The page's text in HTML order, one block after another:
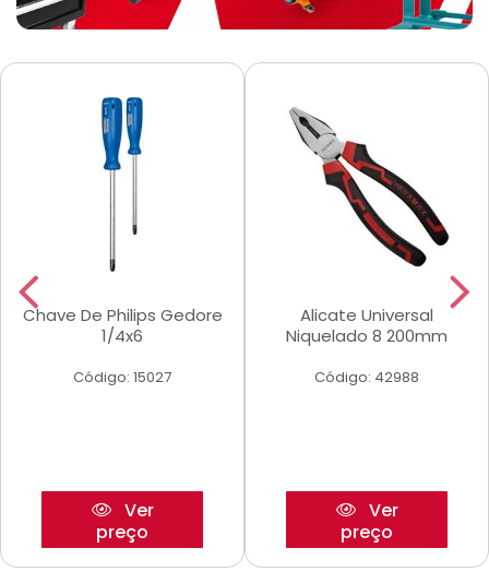
Chave De Philips Gedore
1/4x6
Código: 15027
Ver
preço
Alicate Universal
Niquelado 8 200mm
Código: 42988
Ver
preço